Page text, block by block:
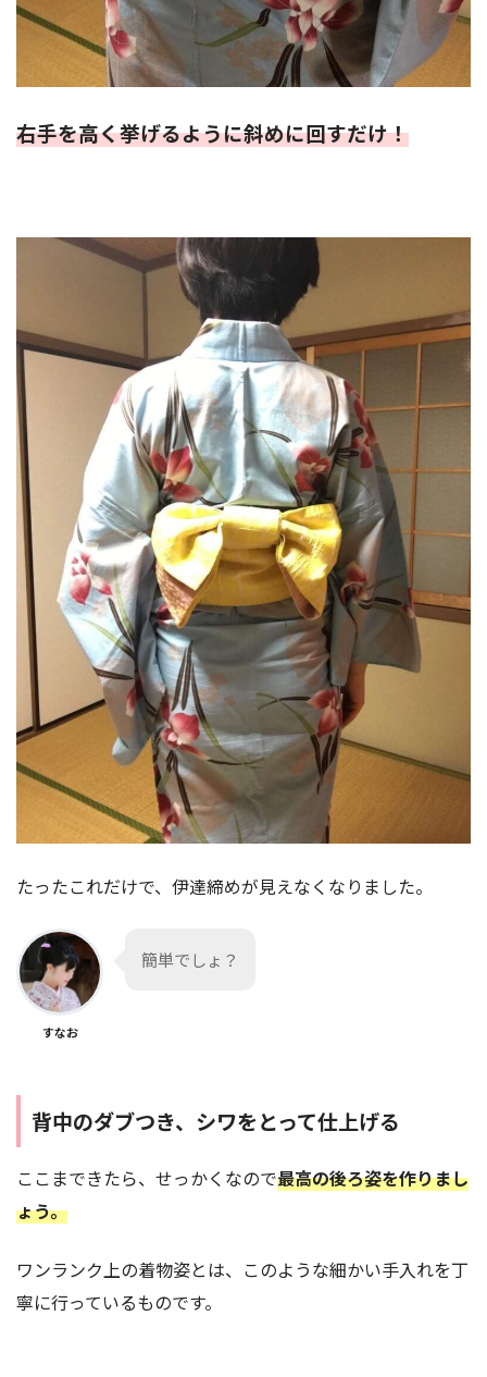
手順6
リボンが背中の中心を通り越すまで回す
着物のズレを修正するために遊びを作ります。
右手を高く挙げるように斜めに回すだけ！
たったこれだけで、伊達締めが見えなくなりました。
すなお
簡単でしょ？
背中のダブつき、シワをとって仕上げる
ここまできたら、せっかくなので最高の後ろ姿を作りまし
ょう。
ワンランク上の着物姿とは、このような細かい手入れを丁
寧に行っているものです。